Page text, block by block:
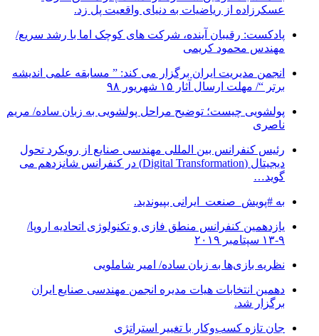
عسکرزاده از ریاضیات به دنیای واقعیت پل زد.
پادکست: رقیبان آینده، شرکت های کوچک اما با رشد سریع/
مهندس محمود کریمی
انجمن مدیریت ایران برگزار می کند: ” مسابقه علمی اندیشه
برتر “/ مهلت ارسال آثار ۱۵ شهریور ۹۸
پولشویی چیست؛ توضیح مراحل پولشویی به زبان ساده/ مریم
ناصری
رئیس کنفرانس بین المللی مهندسی صنایع از رویکرد تحول
دیجیتال (Digital Transformation) در کنفرانس شانزدهم می
گوید…
به #پویش_صنعت_ایرانی بپیوندید.
یازدهمین کنفرانس منطق فازی و تکنولوژی اتحادیه اروپا/
۹-۱۳ سپتامبر ۲۰۱۹
نظریه بازی‌ها به زبان ساده/ امیر شاملویی
دهمین انتخابات هیات مدیره انجمن مهندسی صنایع ایران
برگزار شد.
جان تازه کسب‌وکار با تغییر استراتژی